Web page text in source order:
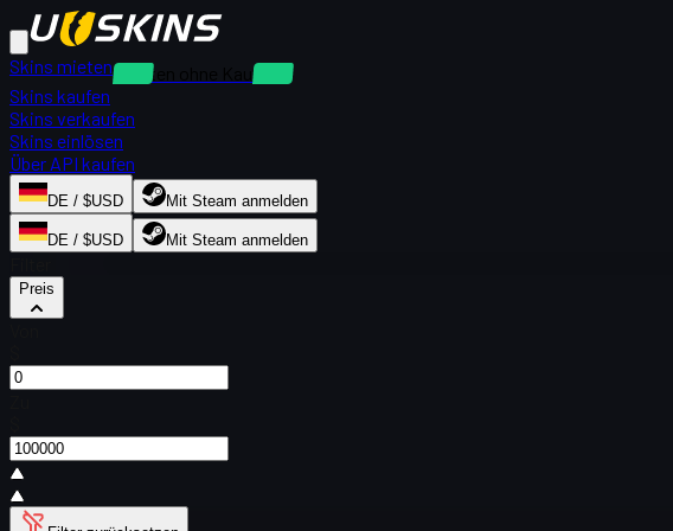
Skins mieten
Mieten ohne Kaution
Skins kaufen
Skins verkaufen
Skins einlösen
Über API kaufen
DE / $USD Mit Steam anmelden
DE / $USD Mit Steam anmelden
Preis